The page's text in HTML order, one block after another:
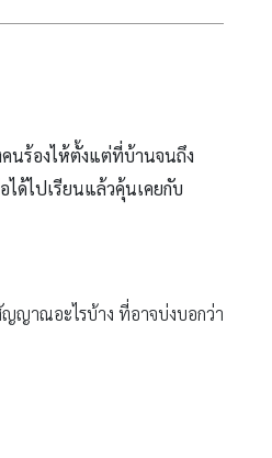
คนร้องไห้ตั้งแต่ที่บ้านจนถึง
ได้ไปเรียนแล้วคุ้นเคยกับ
ญาณอะไรบ้าง ที่อาจบ่งบอกว่า